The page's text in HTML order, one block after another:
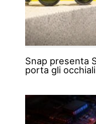
Snap presenta
porta gli